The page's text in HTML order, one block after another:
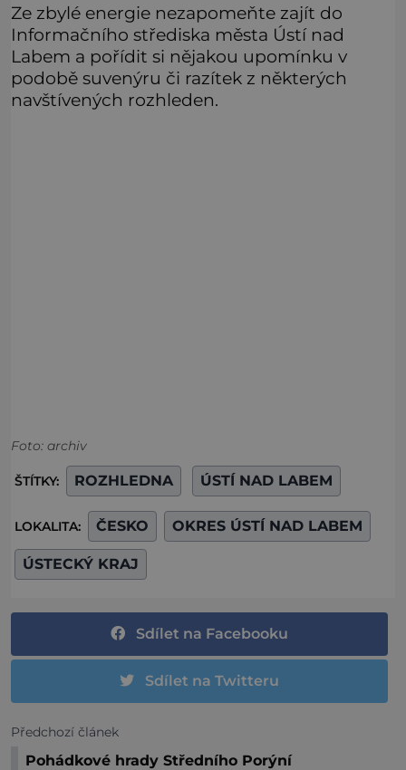
Ze zbylé energie nezapomeňte zajít do
Informačního střediska města Ústí nad
Labem a pořídit si nějakou upomínku v
podobě suvenýru či razítek z některých
navštívených rozhleden.
Foto: archiv
ŠTÍTKY: ROZHLEDNA ÚSTÍ NAD LABEM
LOKALITA: ČESKO OKRES ÚSTÍ NAD LABEM
ÚSTECKÝ KRAJ
Sdílet na Facebooku
Sdílet na Twitteru
Předchozí článek
Pohádkové hrady Středního Porýní